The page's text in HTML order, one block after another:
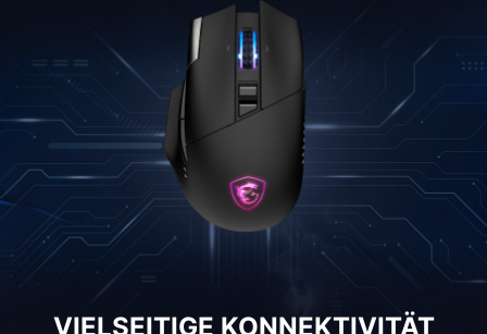
VIELSEITIGE KONNEKTIVITÄT